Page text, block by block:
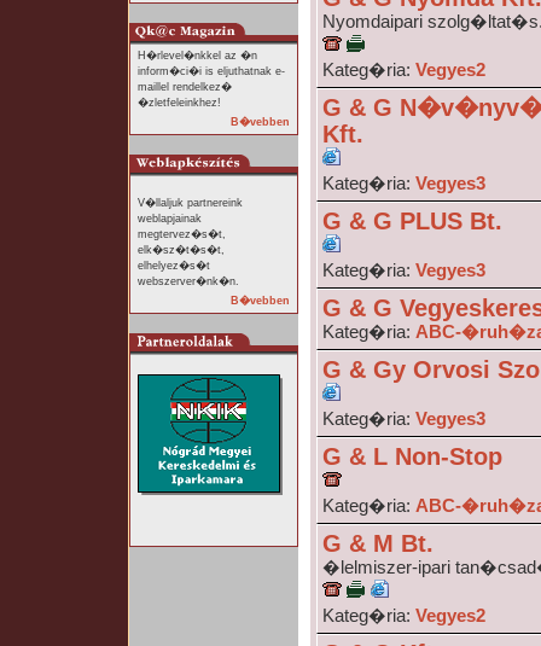
H�rlevel�nkkel az �n
inform�ci�i is eljuthatnak e-
maillel rendelkez�
�zletfeleinkhez!
B�vebben
V�llaljuk partnereink
weblapjainak
megtervez�s�t,
elk�sz�t�s�t,
elhelyez�s�t
webszerver�nk�n.
B�vebben
Nyomdaipari
Kateg�ria: Vegyes2
G & G
Kft.
Kateg�ria: Vegyes3
G & G PLUS Bt.
Kateg�ria: Vegyes3
G & G
Kateg�ria: ABC-
G & Gy Orvosi
Kateg�ria: Vegyes3
G & L Non-Stop
Kateg�ria: ABC-
G & M Bt.
�lelmiszer-ipari
Kateg�ria: Vegyes2